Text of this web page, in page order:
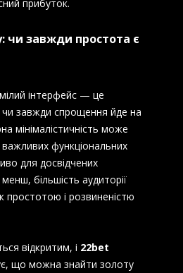
прибуток.
чи завжди простота є
інтерфейс — це
завжди спрощення йде на
мінімалістичність може
функціональних
для досвідчених
більшість аудиторії
простотою і розвиненістю
відкритим, і 22bet
що можна знайти золоту